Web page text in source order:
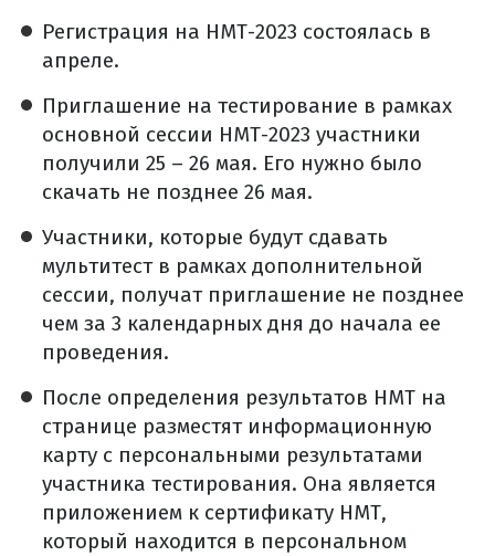
Регистрация на НМТ-2023 состоялась в
апреле.
Приглашение на тестирование в рамках
основной сессии НМТ-2023 участники
получили 25 – 26 мая. Его нужно было
скачать не позднее 26 мая.
Участники, которые будут сдавать
мультитест в рамках дополнительной
сессии, получат приглашение не позднее
чем за 3 календарных дня до начала ее
проведения.
После определения результатов НМТ на
странице разместят информационную
карту с персональными результатами
участника тестирования. Она является
приложением к сертификату НМТ,
который находится в персональном